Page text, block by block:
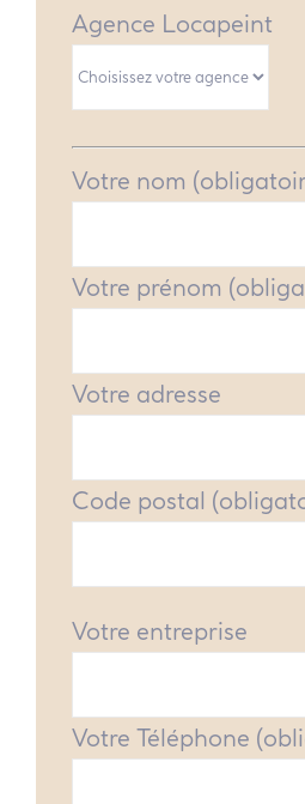
Agence Locapeint
Votre nom
Votre prénom
Votre adresse
Code postal
Votre entreprise
Votre Téléphone